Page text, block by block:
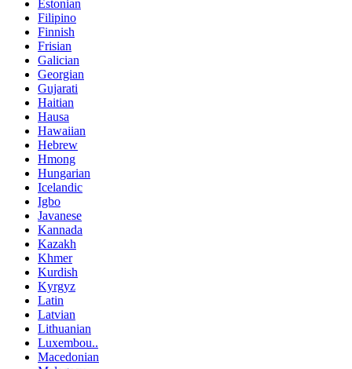
Estonian
Filipino
Finnish
Frisian
Galician
Georgian
Gujarati
Haitian
Hausa
Hawaiian
Hebrew
Hmong
Hungarian
Icelandic
Igbo
Javanese
Kannada
Kazakh
Khmer
Kurdish
Kyrgyz
Latin
Latvian
Lithuanian
Luxembou..
Macedonian